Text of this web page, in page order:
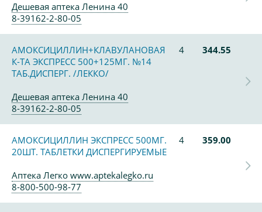
Дешевая аптека Ленина 40
8-39162-2-80-05
АМОКСИЦИЛЛИН+КЛАВУЛАНОВАЯ
К-ТА ЭКСПРЕСС 500+125МГ. №14
ТАБ.ДИСПЕРГ. /ЛЕККО/
4 344.55
Дешевая аптека Ленина 40
8-39162-2-80-05
АМОКСИЦИЛЛИН ЭКСПРЕСС 500МГ.
20ШТ. ТАБЛЕТКИ ДИСПЕРГИРУЕМЫЕ
4 359.00
Аптека Легко www.aptekalegko.ru
8-800-500-98-77